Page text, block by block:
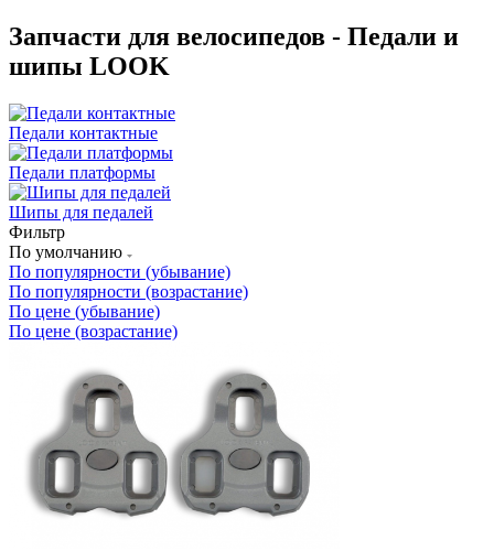
Запчасти для велосипедов - Педали и
шипы LOOK
Педали контактные
Педали платформы
Шипы для педалей
Фильтр
По умолчанию
По популярности (убывание)
По популярности (возрастание)
По цене (убывание)
По цене (возрастание)